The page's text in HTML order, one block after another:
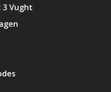
Vught